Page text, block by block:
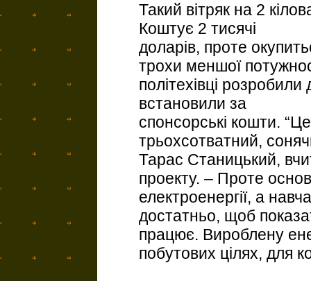
Такий вітряк на 2
Коштує 2 тисячі
доларів, проте
трохи меншої
політехівці
встановили за
спонсорські кошти.
трьохсотватний,
Тарас Станицький,
проекту. – Проте
електроенергії, а
достатньо, щоб
працює. Вироблену
побутових цілях, для